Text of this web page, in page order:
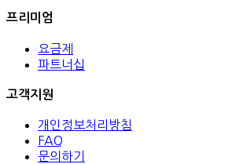
프리미엄
요금제
파트너십
고객지원
개인정보처리방침
FAQ
문의하기